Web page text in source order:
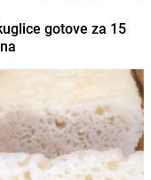
gotove za 15